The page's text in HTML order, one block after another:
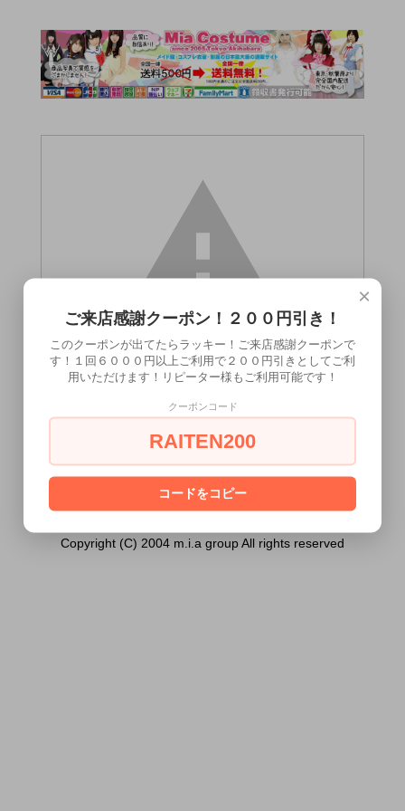
ません。
あなたは18歳以上ですか？
[ はい ] [ いいえ ]
Copyright (C) 2004 m.i.a group All rights reserved
×
ご来店感謝クーポン！２００円引き！
このクーポンが出てたらラッキー！ご来店感謝クーポンで
す！１回６０００円以上ご利用で２００円引きとしてご利
用いただけます！リピーター様もご利用可能です！
クーポンコード
RAITEN200
コードをコピー